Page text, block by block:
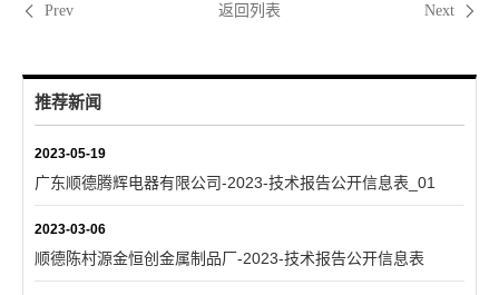
Prev 返回列表 Next
推荐新闻
2023-05-19
广东顺德腾辉电器有限公司-2023-技术报告公开信息表_01
2023-03-06
顺德陈村源金恒创金属制品厂-2023-技术报告公开信息表